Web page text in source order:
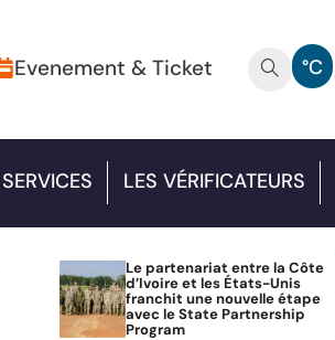
Evenement & Ticket °C
SERVICES LES VÉRIFICATEURS
Le partenariat entre la Côte
d’Ivoire et les États-Unis
franchit une nouvelle étape
avec le State Partnership
Program